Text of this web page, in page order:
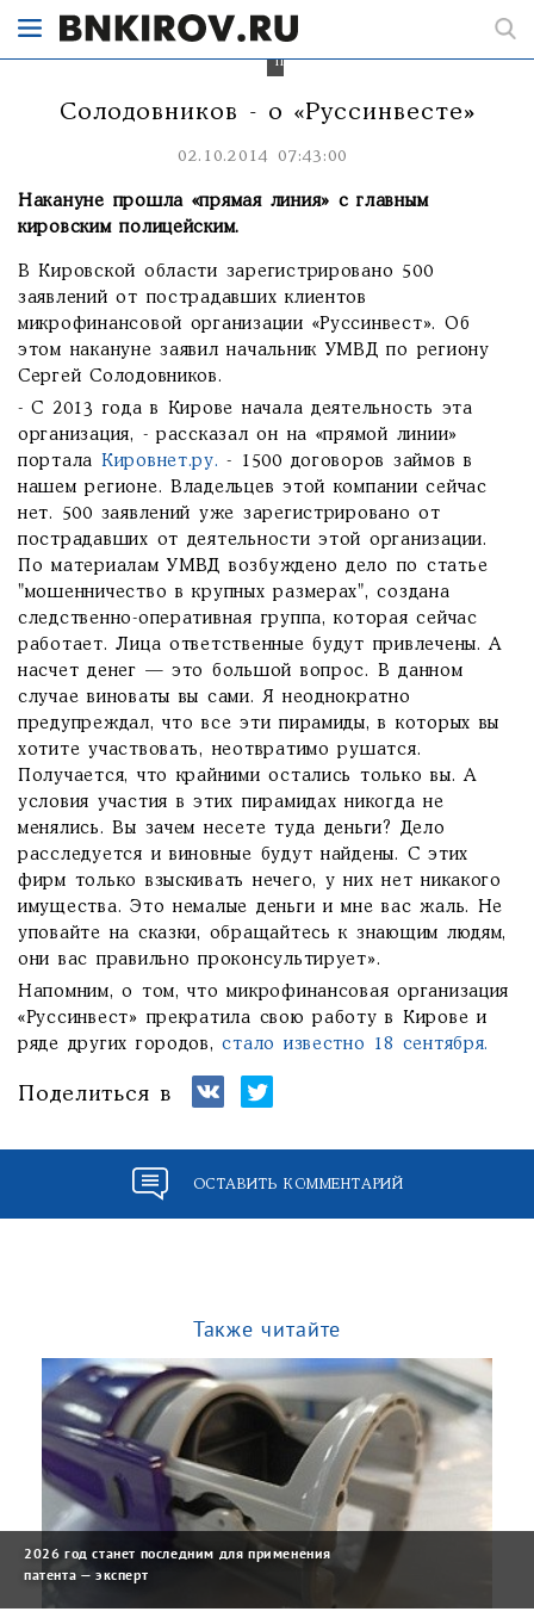
финансовые
пирамиды.
Солодовников - о «Руссинвесте»
02.10.2014 07:43:00
Накануне прошла «прямая линия» с главным
кировским полицейским.
В Кировской области зарегистрировано 500
заявлений от пострадавших клиентов
микрофинансовой организации «Руссинвест». Об
этом накануне заявил начальник УМВД по региону
Сергей Солодовников.
- С 2013 года в Кирове начала деятельность эта
организация, - рассказал он на «прямой линии»
портала Кировнет.ру. - 1500 договоров займов в
нашем регионе. Владельцев этой компании сейчас
нет. 500 заявлений уже зарегистрировано от
пострадавших от деятельности этой организации.
По материалам УМВД возбуждено дело по статье
"мошенничество в крупных размерах", создана
следственно-оперативная группа, которая сейчас
работает. Лица ответственные будут привлечены. А
насчет денег — это большой вопрос. В данном
случае виноваты вы сами. Я неоднократно
предупреждал, что все эти пирамиды, в которых вы
хотите участвовать, неотвратимо рушатся.
Получается, что крайними остались только вы. А
условия участия в этих пирамидах никогда не
менялись. Вы зачем несете туда деньги? Дело
расследуется и виновные будут найдены. С этих
фирм только взыскивать нечего, у них нет никакого
имущества. Это немалые деньги и мне вас жаль. Не
уповайте на сказки, обращайтесь к знающим людям,
они вас правильно проконсультирует».
Напомним, о том, что микрофинансовая организация
«Руссинвест» прекратила свою работу в Кирове и
ряде других городов,стало известно 18 сентября.
Поделиться в
ОСТАВИТЬ КОММЕНТАРИЙ
Также читайте
2026 год станет последним для применения
патента — эксперт